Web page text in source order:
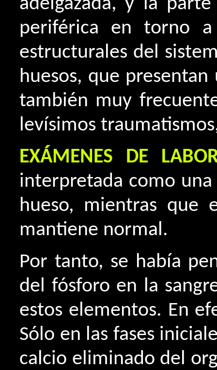
adelgazada, y la
periférica en torno a
estructurales del
huesos, que
también muy
levísimos
EXÁMENES DE
interpretada como
hueso, mientras que
mantiene normal.
Por tanto, se había
del fósforo en la
estos elementos. En
Sólo en las fases
calcio eliminado del